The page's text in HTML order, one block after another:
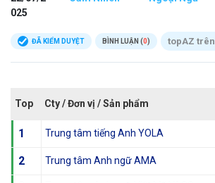
025
ĐÃ KIỂM DUYỆT BÌNH LUẬN (0) topAZ trên
Top Cty / Đơn vị / Sản phẩm
1 Trung tâm tiếng Anh YOLA
2 Trung tâm Anh ngữ AMA